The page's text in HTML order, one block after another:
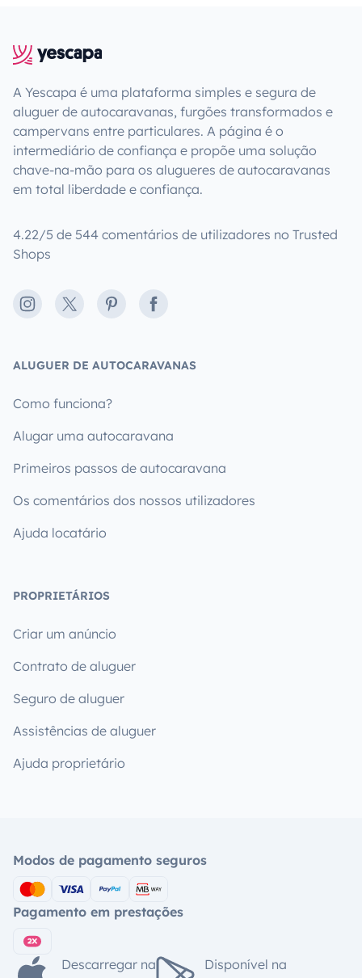
A Yescapa é uma plataforma simples e segura de
aluguer de autocaravanas, furgões transformados e
campervans entre particulares. A página é o
intermediário de confiança e propõe uma solução
chave-na-mão para os alugueres de autocaravanas
em total liberdade e confiança.
4.22/5 de 544 comentários de utilizadores no Trusted
Shops
Instagram
X PinterestFacebook
ALUGUER DE AUTOCARAVANAS
Como funciona?
Alugar uma autocaravana
Primeiros passos de autocaravana
Os comentários dos nossos utilizadores
Ajuda locatário
PROPRIETÁRIOS
Criar um anúncio
Contrato de aluguer
Seguro de aluguer
Assistências de aluguer
Ajuda proprietário
Modos de pagamento seguros
Pagamento em prestações
Descarregar na
Disponível na